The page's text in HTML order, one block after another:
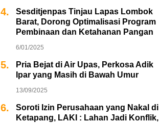
4.
Sesditjenpas Tinjau Lapas Lombok
Barat, Dorong Optimalisasi Program
Pembinaan dan Ketahanan Pangan
6/01/2025
5.
Pria Bejat di Air Upas, Perkosa Adik
Ipar yang Masih di Bawah Umur
13/09/2025
6.
Soroti Izin Perusahaan yang Nakal di
Ketapang, LAKI : Lahan Jadi Konflik,